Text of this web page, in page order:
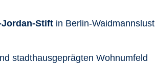
Stiftin Berlin-Waidmannslust
stadthausgeprägten Wohnumfeld